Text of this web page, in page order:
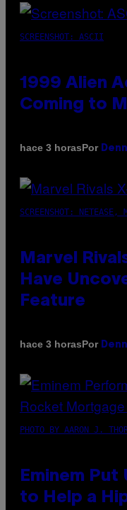
SCREENSHOT: ASCII
1999 Alien
Coming to
hace 3 horasPor
SCREENSHOT: NETEASE,
Marvel
Have
Feature
hace 3 horasPor
PHOTO BY AARON J.
Eminem Put
to Help a